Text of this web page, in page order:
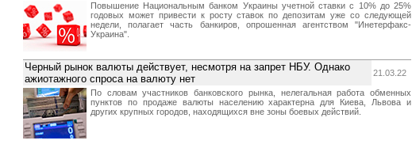
Повышение Национальным банком Украины учетной ставки с 10% до 25%
годовых может привести к росту ставок по депозитам уже со следующей
недели, полагает часть банкиров, опрошенная агентством "Инетерфакс-
Украина".
Черный рынок валюты действует, несмотря на запрет НБУ. Однако
ажиотажного спроса на валюту нет
21.03.22
По словам участников банковского рынка, нелегальная работа обменных
пунктов по продаже валюты населению характерна для Киева, Львова и
других крупных городов, находящихся вне зоны боевых действий.